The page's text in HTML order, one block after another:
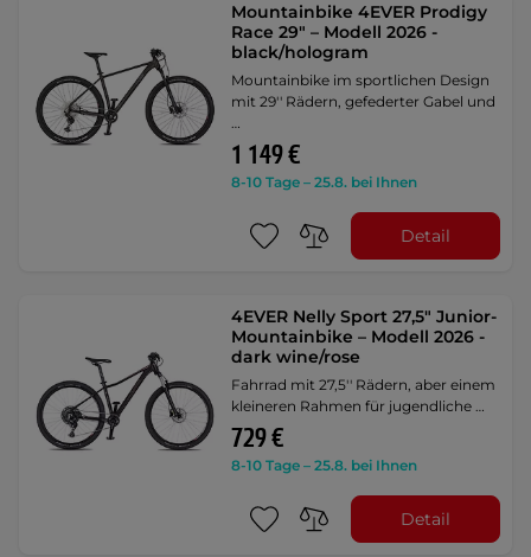
Mountainbike 4EVER Prodigy
Race 29" – Modell 2026 -
black/hologram
Mountainbike im sportlichen Design
mit 29'' Rädern, gefederter Gabel und
…
1 149 €
8-10 Tage – 25.8. bei Ihnen
Detail
4EVER Nelly Sport 27,5" Junior-
Mountainbike – Modell 2026 -
dark wine/rose
Fahrrad mit 27,5'' Rädern, aber einem
kleineren Rahmen für jugendliche …
729 €
8-10 Tage – 25.8. bei Ihnen
Detail